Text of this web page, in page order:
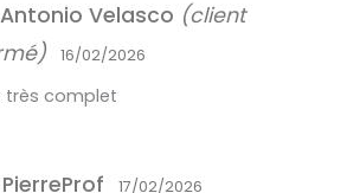
Velasco (client
16/02/2026
très complet
PierreProf 17/02/2026